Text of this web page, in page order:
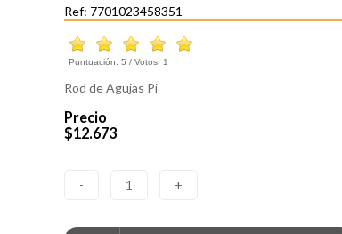
Ref: 7701023458351
Puntuación: 5 / Votos: 1
Rod de Agujas Pi
Precio
$12.673
- 1 +